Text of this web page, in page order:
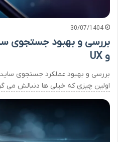
30/07/1404
بررسی و بهبود جستجوی
و UX
بررسی و بهبود عملکرد جستجوی
اولین چیزی که خیلی ها دنبالش می